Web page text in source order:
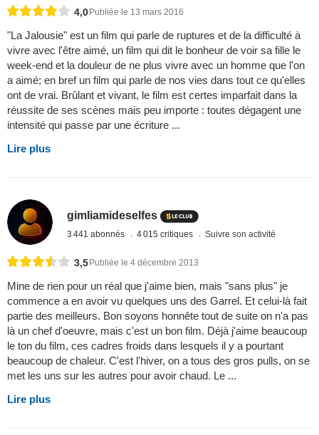
4,0 Publiée le 13 mars 2016
"La Jalousie" est un film qui parle de ruptures et de la difficulté à
vivre avec l'être aimé, un film qui dit le bonheur de voir sa fille le
week-end et la douleur de ne plus vivre avec un homme que l'on
a aimé; en bref un film qui parle de nos vies dans tout ce qu'elles
ont de vrai. Brûlant et vivant, le film est certes imparfait dans la
réussite de ses scènes mais peu importe : toutes dégagent une
intensité qui passe par une écriture ...
Lire plus
gimliamideselfes
3 441 abonnés 4 015 critiques Suivre son activité
3,5 Publiée le 4 décembre 2013
Mine de rien pour un réal que j'aime bien, mais "sans plus" je
commence a en avoir vu quelques uns des Garrel. Et celui-là fait
partie des meilleurs. Bon soyons honnête tout de suite on n'a pas
là un chef d'oeuvre, mais c'est un bon film. Déjà j'aime beaucoup
le ton du film, ces cadres froids dans lesquels il y a pourtant
beaucoup de chaleur. C'est l'hiver, on a tous des gros pulls, on se
met les uns sur les autres pour avoir chaud. Le ...
Lire plus